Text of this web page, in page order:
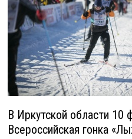
В Иркутской области 10
Всероссийская гонка